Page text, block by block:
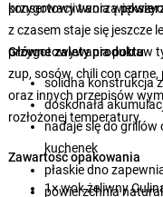
przygotowywania
konserwacji tworzą
z czasem staje się jeszcze
przygotowywania potraw
zup, sosów, chili con
oraz innych przepisów
rozłożonej temperatury.
Główne zalety produktu
solidna konstrukcja
doskonała
nadaje się do
kuchenek
płaskie dno
powierzchnia
Zawartość opakowania
1× wok żeliwny